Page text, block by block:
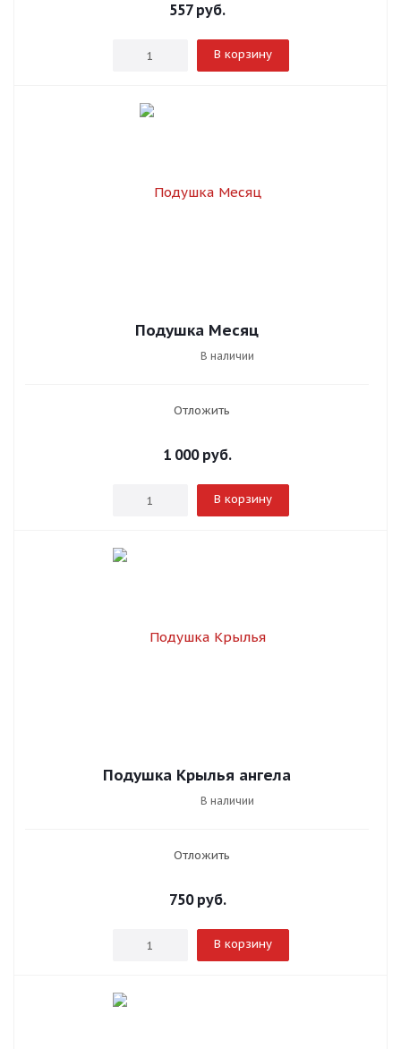
557руб.
В корзину
Подушка Месяц
В наличии
Отложить
1 000руб.
В корзину
Подушка Крылья ангела
В наличии
Отложить
750руб.
В корзину